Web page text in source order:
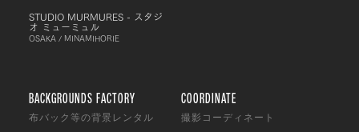
STUDIO MURMURES - スタジ
オ ミューミュル
OSAKA / MINAMIHORIE
BACKGROUNDS FACTORY
布バック等の背景レンタル
COORDINATE
撮影コーディネート